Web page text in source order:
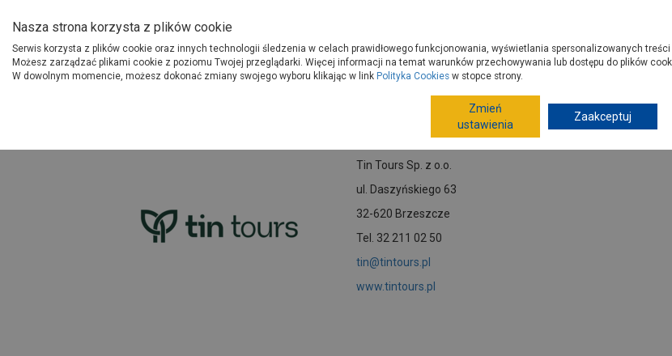
Produkty
O Grupie PSB
Gdzie kupisz Porady
Tin Tours Sp. z o.o.
ul. Daszyńskiego 63
32-620 Brzeszcze
Tel. 32 211 02 50
tin@tintours.pl
www.tintours.pl
Nasza strona korzysta z plików cookie
Serwis korzysta z plików cookie oraz innych technologii śledzenia w celach prawidłowego funkcjonowania, wyświetlania spersonalizowanych
Możesz zarządzać plikami cookie z poziomu Twojej przeglądarki. Więcej informacji na temat warunków przechowywania lub dostępu do plików
W dowolnym momencie, możesz dokonać zmiany swojego wyboru klikając w link Polityka Cookies w stopce strony.
Zmień
ustawienia
Zaakceptuj